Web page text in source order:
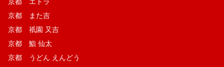
京都 エトラ
京都 また吉
京都 祇園 又吉
京都 鮨 仙太
京都 うどん えんどう